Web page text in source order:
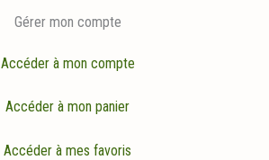
Gérer mon compte
Accéder à mon compte
Accéder à mon panier
Accéder à mes favoris